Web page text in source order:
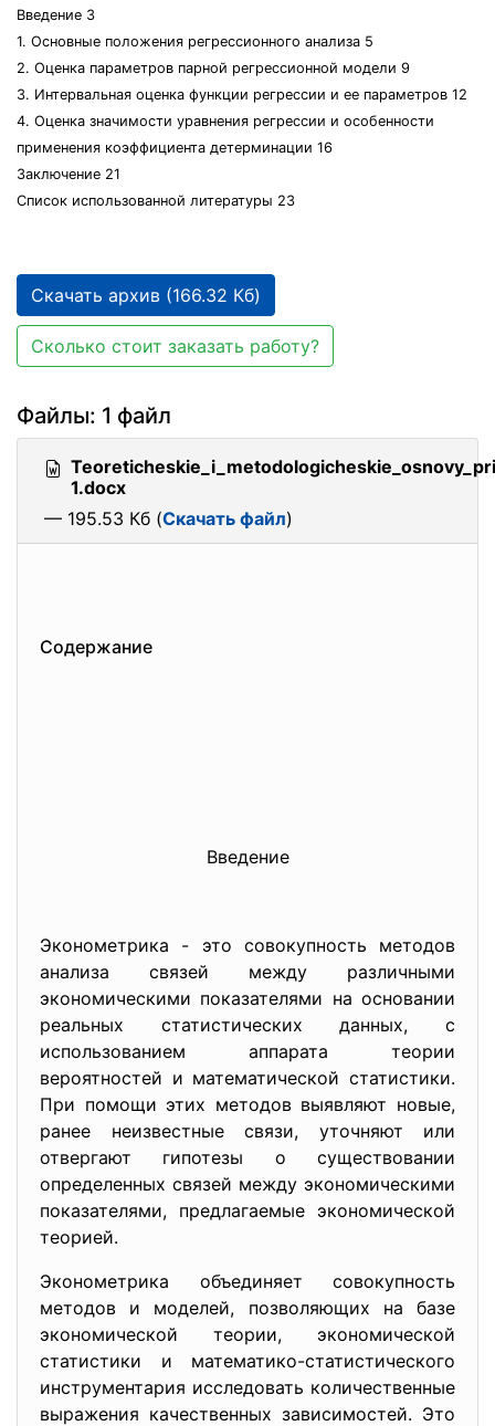
Введение 3
1. Основные положения регрессионного анализа 5
2. Оценка параметров парной регрессионной модели 9
3. Интервальная оценка функции регрессии и ее параметров 12
4. Оценка значимости уравнения регрессии и особенности
применения коэффициента детерминации 16
Заключение 21
Список использованной литературы 23
Скачать архив (166.32 Кб)
Сколько стоит заказать работу?
Файлы: 1 файл
1.docx
— 195.53 Кб (Скачать файл)
Содержание
Введение
Эконометрика - это совокупность методов
анализа связей между различными
экономическими показателями на основании
реальных статистических данных, с
использованием аппарата теории
вероятностей и математической статистики.
При помощи этих методов выявляют новые,
ранее неизвестные связи, уточняют или
отвергают гипотезы о существовании
определенных связей между экономическими
показателями, предлагаемые экономической
теорией.
Эконометрика объединяет совокупность
методов и моделей, позволяющих на базе
экономической теории, экономической
статистики и математико-статистического
инструментария исследовать количественные
выражения качественных зависимостей. Это